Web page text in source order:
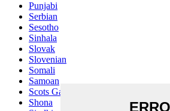
Punjabi
Serbian
Sesotho
Sinhala
Slovak
Slovenian
Somali
Samoan
Scots Gaelic
Shona